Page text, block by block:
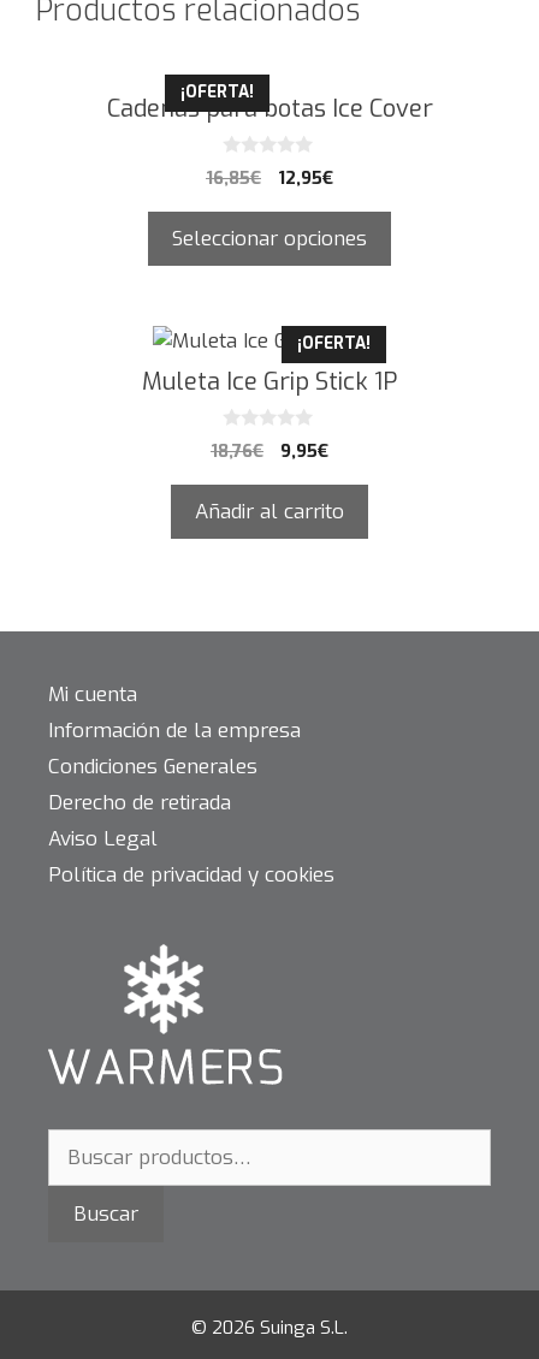
Productos relacionados
¡OFERTA!
Cadenas para botas Ice Cover
0
d
16,85€ 12,95€
Seleccionar opciones
¡OFERTA!
Muleta Ice Grip Stick 1P
0
d
18,76€ 9,95€
Añadir al carrito
Mi cuenta
Información de la empresa
Condiciones Generales
Derecho de retirada
Aviso Legal
Política de privacidad y cookies
Buscar
por:
Buscar
© 2026 Suinga S.L.